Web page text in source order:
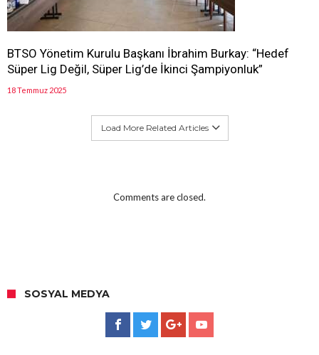
BTSO Yönetim Kurulu Başkanı İbrahim Burkay: “Hedef
Süper Lig Değil, Süper Lig’de İkinci Şampiyonluk”
18 Temmuz 2025
Load More Related Articles
Comments are closed.
SOSYAL MEDYA